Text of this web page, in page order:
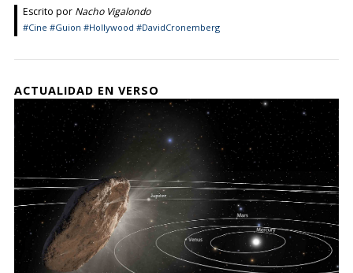
Escrito por Nacho Vigalondo
#Cine #Guion #Hollywood #DavidCronemberg
ACTUALIDAD EN VERSO